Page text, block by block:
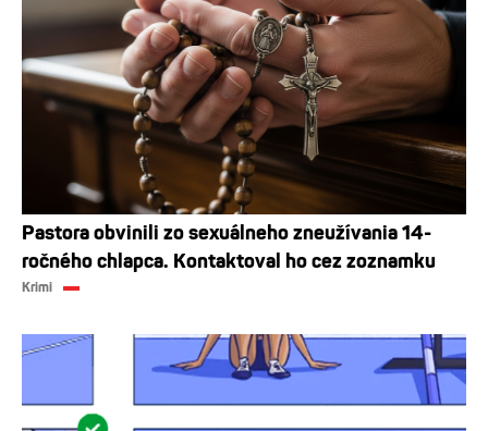
Pastora obvinili zo sexuálneho zneužívania 14-
ročného chlapca. Kontaktoval ho cez zoznamku
Krimi